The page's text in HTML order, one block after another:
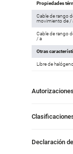
Propiedades
Cable de rango
movimiento de /
Cable de rango
/ a
Otras
Libre de
Declaración